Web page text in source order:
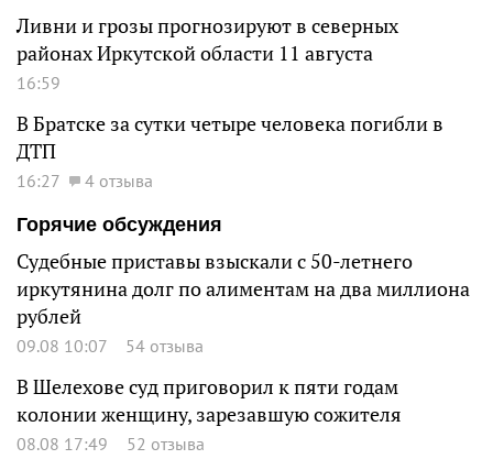
Ливни и грозы прогнозируют в северных
районах Иркутской области 11 августа
16:59
В Братске за сутки четыре человека погибли в
ДТП
16:27
4 отзыва
Горячие обсуждения
Судебные приставы взыскали с 50-летнего
иркутянина долг по алиментам на два миллиона
рублей
09.08 10:07 54 отзыва
В Шелехове суд приговорил к пяти годам
колонии женщину, зарезавшую сожителя
08.08 17:49 52 отзыва